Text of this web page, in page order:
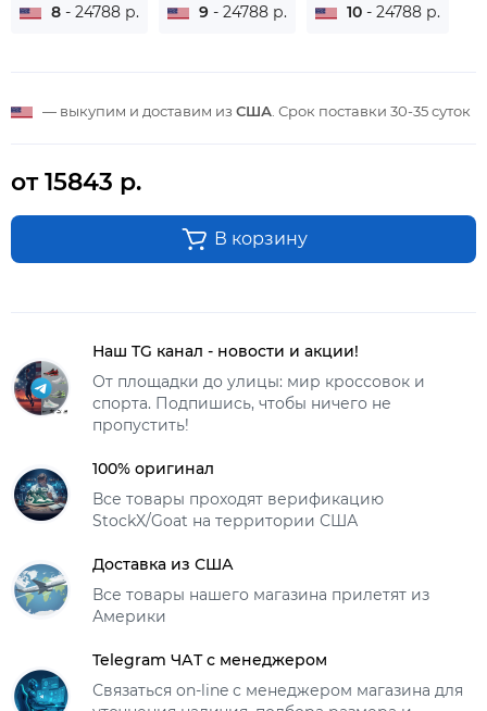
8 - 24788 р. 9 - 24788 р. 10 - 24788 р.
— выкупим и доставим из США . Срок поставки 30-35 суток
от 15843 р.
В корзину
Наш TG канал - новости и акции!
От площадки до улицы: мир кроссовок и
спорта. Подпишись, чтобы ничего не
пропустить!
100% оригинал
Все товары проходят верификацию
StockX/Goat на территории США
Доставка из США
Все товары нашего магазина прилетят из
Америки
Telegram ЧАТ с менеджером
Связаться on-line с менеджером магазина для